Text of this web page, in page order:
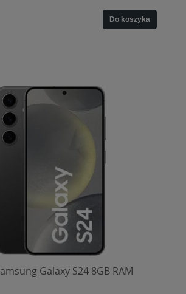
Do koszyka
Galaxy S24 8GB RAM